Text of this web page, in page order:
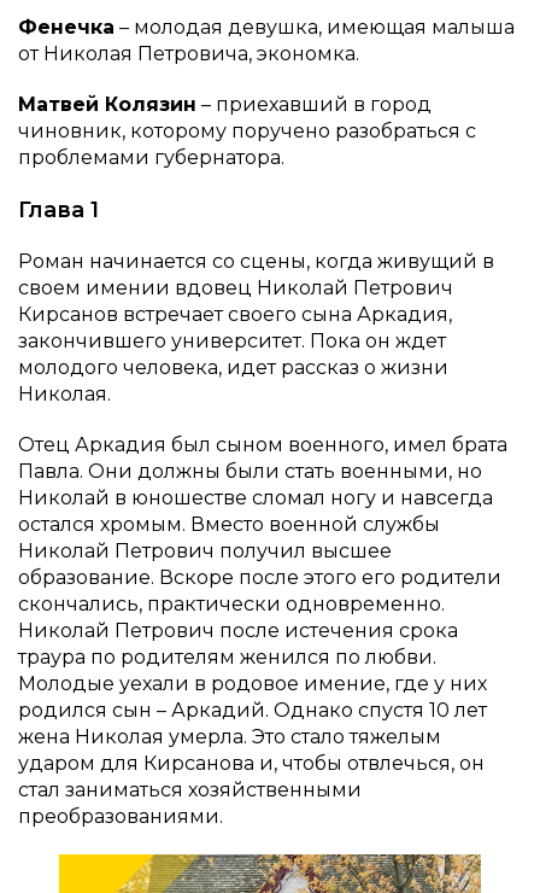
Фенечка – молодая девушка, имеющая малыша
от Николая Петровича, экономка.
Матвей Колязин – приехавший в город
чиновник, которому поручено разобраться с
проблемами губернатора.
Глава 1
Роман начинается со сцены, когда живущий в
своем имении вдовец Николай Петрович
Кирсанов встречает своего сына Аркадия,
закончившего университет. Пока он ждет
молодого человека, идет рассказ о жизни
Николая.
Отец Аркадия был сыном военного, имел брата
Павла. Они должны были стать военными, но
Николай в юношестве сломал ногу и навсегда
остался хромым. Вместо военной службы
Николай Петрович получил высшее
образование. Вскоре после этого его родители
скончались, практически одновременно.
Николай Петрович после истечения срока
траура по родителям женился по любви.
Молодые уехали в родовое имение, где у них
родился сын – Аркадий. Однако спустя 10 лет
жена Николая умерла. Это стало тяжелым
ударом для Кирсанова и, чтобы отвлечься, он
стал заниматься хозяйственными
преобразованиями.